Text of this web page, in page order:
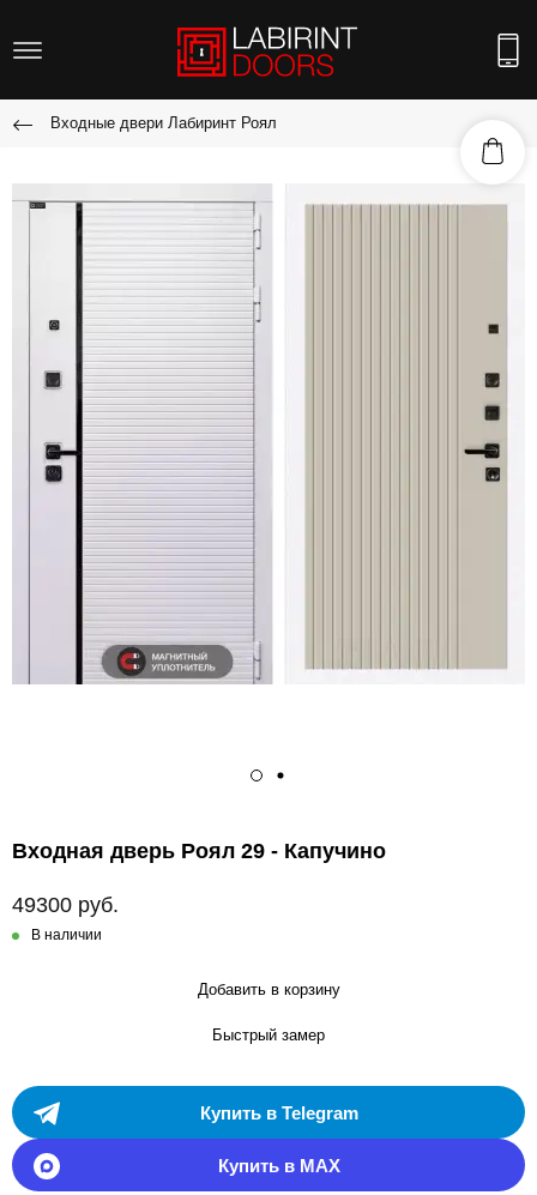
Входные двери Лабиринт Роял
Входная дверь Роял 29 - Капучино
49300 руб.
В наличии
Добавить в корзину
Быстрый замер
Купить в Telegram
Купить в MAX